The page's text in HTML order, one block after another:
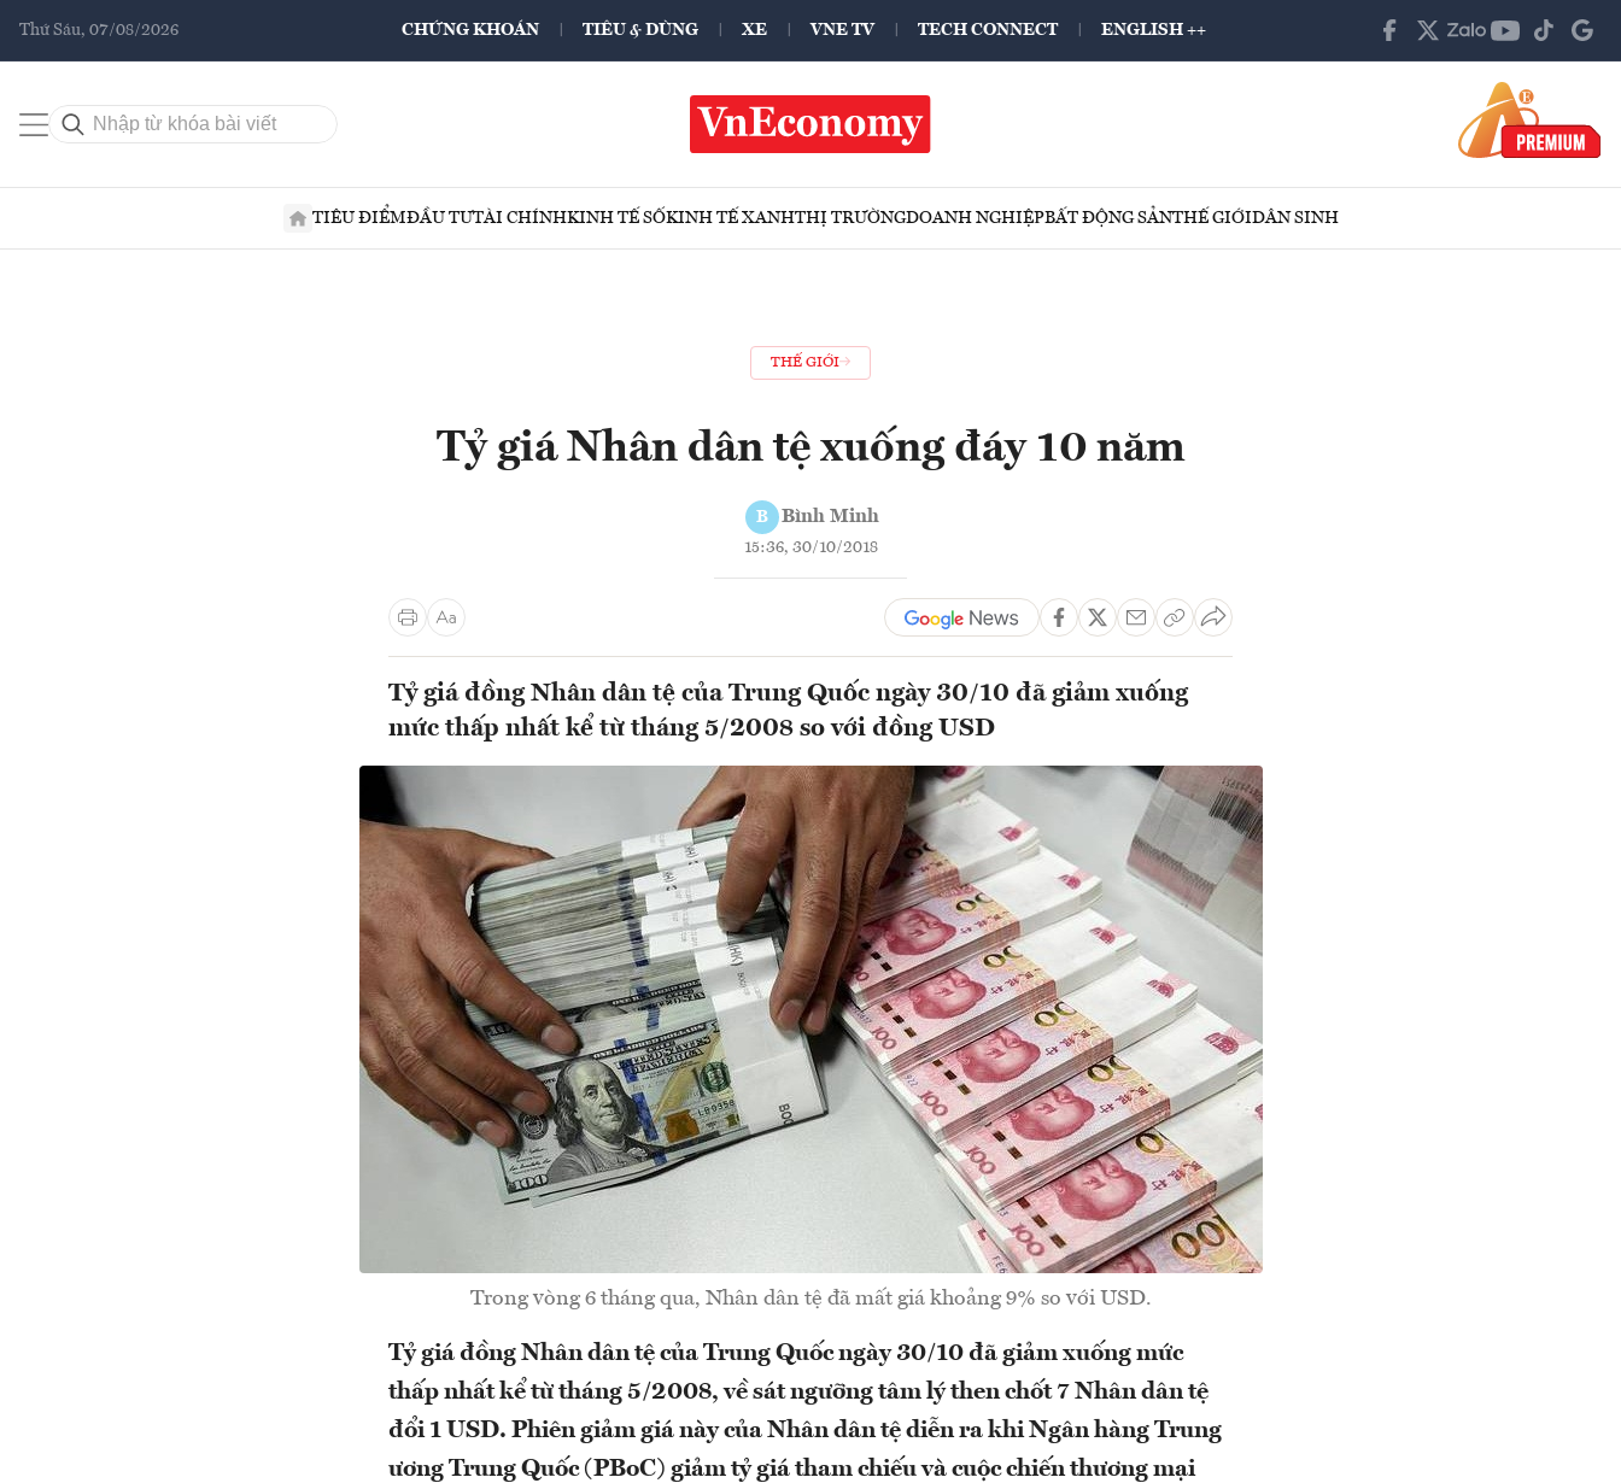
Thứ Sáu, 07/08/2026 CHỨNG KHOÁN TIÊU & DÙNG XE VNE TV TECH CONNECT ENGLISH ++
TIÊU ĐIỂMĐẦU TƯTÀI CHÍNHKINH TẾ SỐKINH TẾ XANHTHỊ TRƯỜNGDOANH NGHIỆPBẤT ĐỘNG SẢNTHẾ GIỚIDÂN SINH
THẾ GIỚI
Tỷ giá Nhân dân tệ xuống đáy 10 năm
B Bình Minh
15:36, 30/10/2018
Tỷ giá đồng Nhân dân tệ của Trung Quốc ngày 30/10 đã giảm xuống
mức thấp nhất kể từ tháng 5/2008 so với đồng USD
Trong vòng 6 tháng qua, Nhân dân tệ đã mất giá khoảng 9% so với USD.
Tỷ giá đồng Nhân dân tệ của Trung Quốc ngày 30/10 đã giảm xuống mức
thấp nhất kể từ tháng 5/2008, về sát ngưỡng tâm lý then chốt 7 Nhân dân tệ
đổi 1 USD. Phiên giảm giá này của Nhân dân tệ diễn ra khi Ngân hàng Trung
ương Trung Quốc (PBoC) giảm tỷ giá tham chiếu và cuộc chiến thương mại